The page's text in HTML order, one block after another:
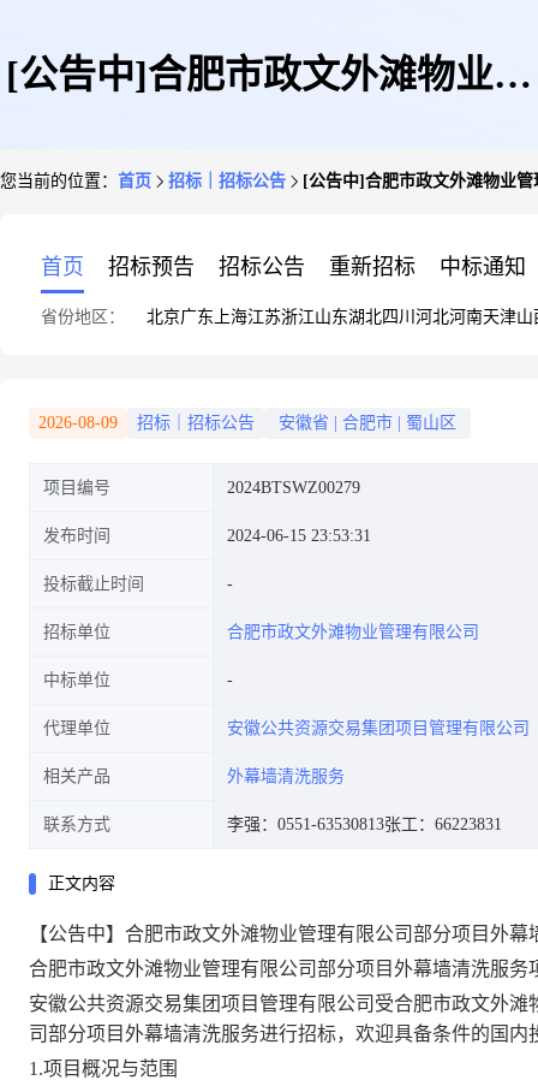
[公告中]合肥市政文外滩物业管
您当前的位置： 首页 招标｜招标公告 [公告中]合肥市政文外滩物业
首页 招标预告 招标公告 重新招标 中标通知
省份地区： 北京广东 上海江苏浙江山东湖北四川 河北河南天津山
2026-08-09 招标｜招标公告 安徽省 合肥市 蜀山区
项目编号 2024BTSWZ00279
发布时间 2024-06-15 23:53:31
投标截止时间
招标单位 合肥市政文外滩物业管理有限公司
中标单位
代理单位 安徽公共资源交易集团项目管理有限公司
相关产品 外幕墙清洗服务
联系方式 李强：0551-63530813张工：66223831
正文内容
【公告中】合肥市政文外滩物业管理有限公司部分项目外
合肥市政文外滩物业管理有限公司部分项目外幕墙清洗服务
安徽公共资源交易集团项目管理有限公司受合肥市政文外
司部分项目外幕墙清洗服务进行招标，欢迎具备条件的国内
1.项目概况与范围